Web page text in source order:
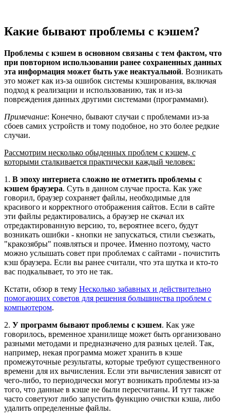
Какие бывают проблемы с кэшем?
Проблемы с кэшем в основном связаны с тем фактом, что
при повторном использовании ранее сохраненных данных
эта информация может быть уже неактуальной. Возникать
это может как из-за ошибок системы кэширования, включая
подход к реализации и использованию, так и из-за
повреждения данных другими системами (программами).
Примечание: Конечно, бывают случаи с проблемами из-за
сбоев самих устройств и тому подобное, но это более редкие
случаи.
Рассмотрим несколько обыденных проблем с кэшем, с
которыми сталкивается практически каждый человек:
1. В эпоху интернета сложно не отметить проблемы с
кэшем браузера. Суть в данном случае проста. Как уже
говорил, браузер сохраняет файлы, необходимые для
красивого и корректного отображения сайтов. Если в сайте
эти файлы редактировались, а браузер не скачал их
отредактированную версию, то, вероятнее всего, будут
возникать ошибки - кнопки не запускаться, стили съезжать,
"кракозябры" появляться и прочее. Именно поэтому, часто
можно услышать совет при проблемах с сайтами - почистить
кэш браузера. Если вы ранее считали, что эта шутка и кто-то
вас подкалывает, то это не так.
Кстати, обзор в тему Несколько забавных и действительно
помогающих советов для решения большинства проблем c
компьютером.
2. У программ бывают проблемы с кэшем. Как уже
говорилось, временное хранилище может быть организовано
разными методами и предназначено для разных целей. Так,
например, некая программа может хранить в кэше
промежуточные результаты, которые требуют существенного
времени для их вычисления. Если эти вычисления зависят от
чего-либо, то периодически могут возникать проблемы из-за
того, что данные в кэше не были пересчитаны. И тут также
часто советуют либо запустить функцию очистки кэша, либо
удалить определенные файлы.